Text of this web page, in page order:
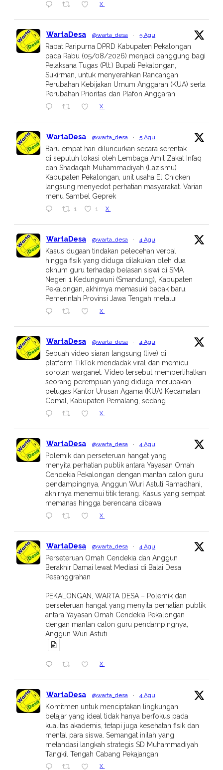
X
WartaDesa @warta_desa · 5 Agu
Rapat Paripurna DPRD Kabupaten Pekalongan
pada Rabu (05/08/2026) menjadi panggung bagi
Pelaksana Tugas (Plt.) Bupati Pekalongan,
Sukirman, untuk menyerahkan Rancangan
Perubahan Kebijakan Umum Anggaran (KUA) serta
Perubahan Prioritas dan Plafon Anggaran
X
WartaDesa @warta_desa · 5 Agu
Baru empat hari diluncurkan secara serentak
di sepuluh lokasi oleh Lembaga Amil Zakat Infaq
dan Shadaqah Muhammadiyah (Lazismu)
Kabupaten Pekalongan, unit usaha El Chicken
langsung menyedot perhatian masyarakat. Varian
menu Sambel Geprek
1 1 X
WartaDesa @warta_desa · 4 Agu
Kasus dugaan tindakan pelecehan verbal
hingga fisik yang diduga dilakukan oleh dua
oknum guru terhadap belasan siswi di SMA
Negeri 1 Kedungwuni (Smandung), Kabupaten
Pekalongan, akhirnya memasuki babak baru.
Pemerintah Provinsi Jawa Tengah melalui
X
WartaDesa @warta_desa · 4 Agu
Sebuah video siaran langsung (live) di
platform TikTok mendadak viral dan memicu
sorotan warganet. Video tersebut memperlihatkan
seorang perempuan yang diduga merupakan
petugas Kantor Urusan Agama (KUA) Kecamatan
Comal, Kabupaten Pemalang, sedang
X
WartaDesa @warta_desa · 4 Agu
Polemik dan perseteruan hangat yang
menyita perhatian publik antara Yayasan Omah
Cendekia Pekalongan dengan mantan calon guru
pendampingnya, Anggun Wuri Astuti Ramadhani,
akhirnya menemui titik terang. Kasus yang sempat
memanas hingga berencana dibawa
X
WartaDesa @warta_desa · 4 Agu
Perseteruan Omah Cendekia dan Anggun
Berakhir Damai lewat Mediasi di Balai Desa
Pesanggrahan
PEKALONGAN, WARTA DESA – Polemik dan
perseteruan hangat yang menyita perhatian publik
antara Yayasan Omah Cendekia Pekalongan
dengan mantan calon guru pendampingnya,
Anggun Wuri Astuti
X
WartaDesa @warta_desa · 4 Agu
Komitmen untuk menciptakan lingkungan
belajar yang ideal tidak hanya berfokus pada
kualitas akademis, tetapi juga kesehatan fisik dan
mental para siswa. Semangat inilah yang
melandasi langkah strategis SD Muhammadiyah
Tangkil Tengah Cabang Pekajangan
X